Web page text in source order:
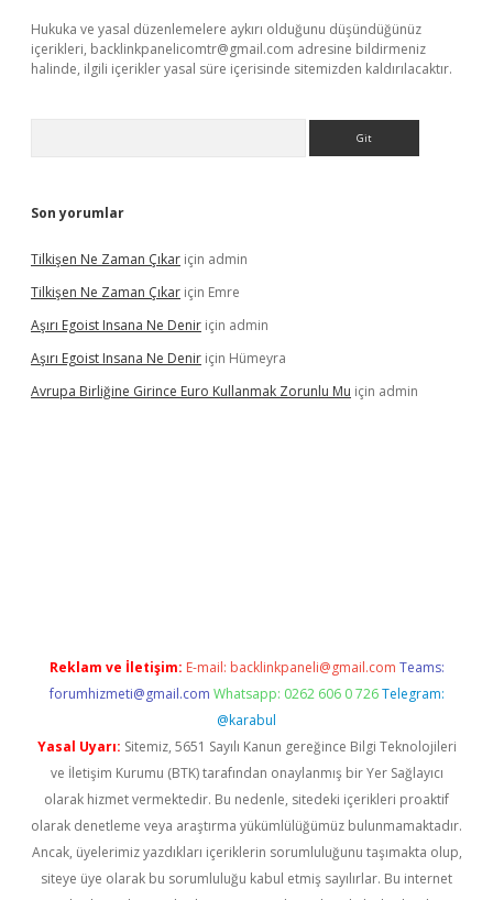
Hukuka ve yasal düzenlemelere aykırı olduğunu düşündüğünüz
içerikleri, backlinkpanelicomtr@gmail.com adresine bildirmeniz
halinde, ilgili içerikler yasal süre içerisinde sitemizden kaldırılacaktır.
Son yorumlar
Tilkişen Ne Zaman Çıkar için admin
Tilkişen Ne Zaman Çıkar için Emre
Aşırı Egoist Insana Ne Denir için admin
Aşırı Egoist Insana Ne Denir için Hümeyra
Avrupa Birliğine Girince Euro Kullanmak Zorunlu Mu için admin
Reklam ve İletişim: E-mail: backlinkpaneli@gmail.com Teams:
forumhizmeti@gmail.com Whatsapp: 0262 606 0 726 Telegram:
@karabul
Yasal Uyarı: Sitemiz, 5651 Sayılı Kanun gereğince Bilgi Teknolojileri
ve İletişim Kurumu (BTK) tarafından onaylanmış bir Yer Sağlayıcı
olarak hizmet vermektedir. Bu nedenle, sitedeki içerikleri proaktif
olarak denetleme veya araştırma yükümlülüğümüz bulunmamaktadır.
Ancak, üyelerimiz yazdıkları içeriklerin sorumluluğunu taşımakta olup,
siteye üye olarak bu sorumluluğu kabul etmiş sayılırlar. Bu internet